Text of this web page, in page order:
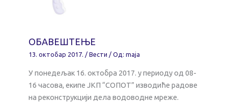
ОБАВЕШТЕЊЕ
13. октобар 2017./Вести / Од: maja
У понедељак 16. октобра 2017. у периоду од 08-
16 часова, екипе ЈКП “СОПОТ” изводиће радове
на реконструкцији дела водоводне мреже.